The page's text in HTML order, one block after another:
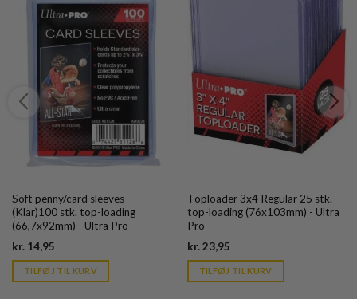
Soft penny/card sleeves
(Klar)100 stk. top-loading
(66,7x92mm) - Ultra Pro
kr. 14,95
is:
kr. 39,95.
TILFØJ TIL KURV
Toploader 3x4 Regular 25 stk.
top-loading (76x103mm) - Ultra
Pro
kr.23,95Current
is:
kr. 39,95.
TILFØJ TIL KURV